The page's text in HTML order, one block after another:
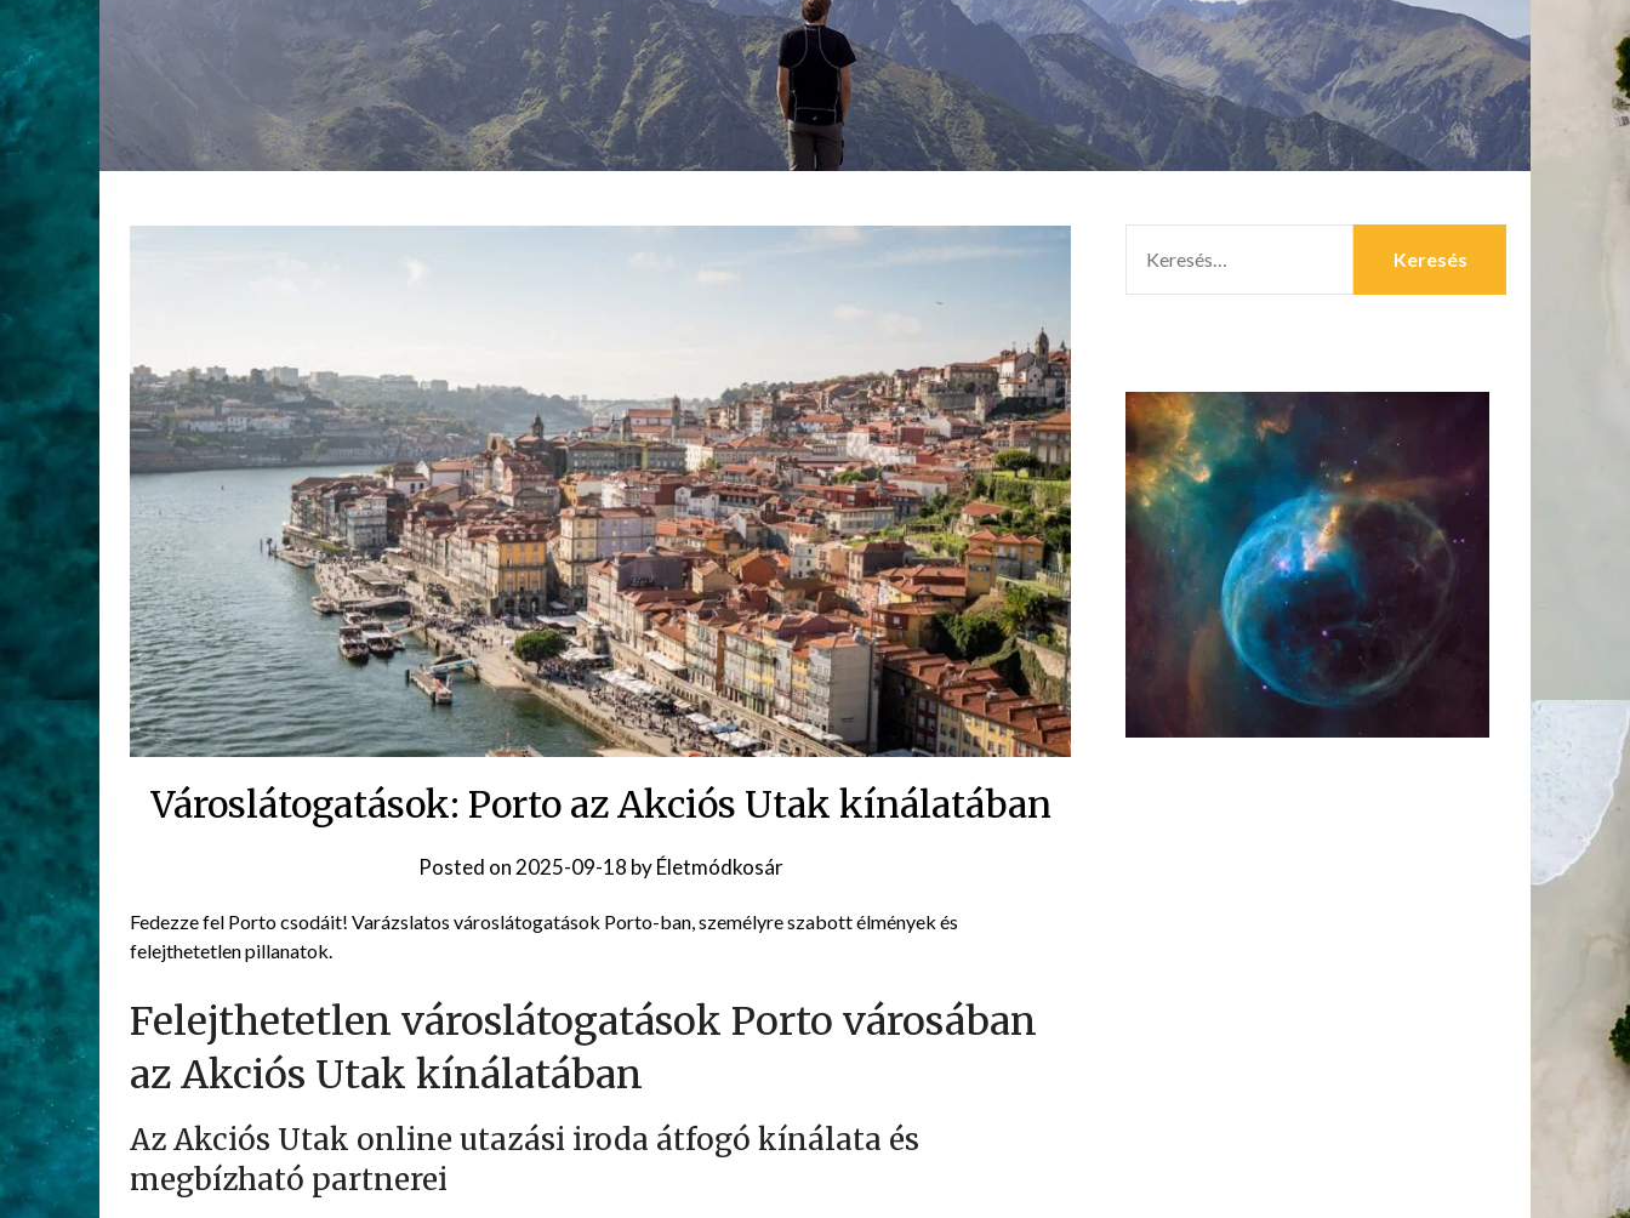
Városlátogatások: Porto az Akciós Utak kínálatában
Posted on 2025-09-18 byÉletmódkosár
Fedezze fel Porto csodáit! Varázslatos városlátogatások Porto-ban, személyre szabott élmények és
felejthetetlen pillanatok.
Felejthetetlen városlátogatások Porto városában
az Akciós Utak kínálatában
Az Akciós Utak online utazási iroda átfogó kínálata és
megbízható partnerei